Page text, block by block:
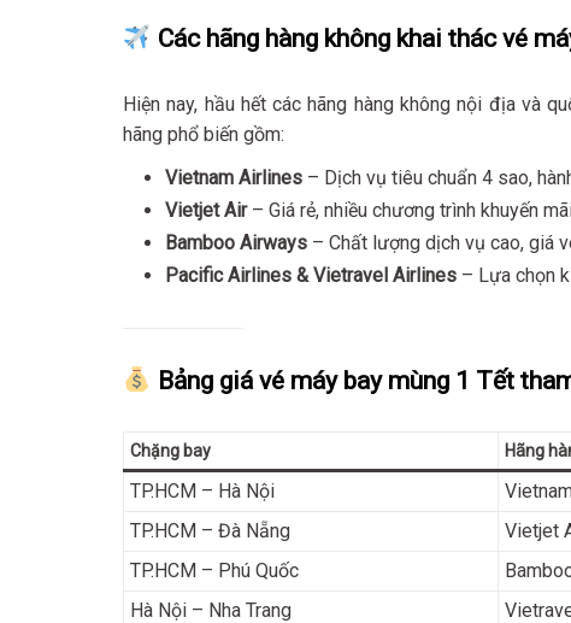
Các hãng hàng không khai thác vé
Hiện nay, hầu hết các hãng hàng không nội địa và
hãng phổ biến gồm:
Vietnam Airlines – Dịch vụ tiêu chuẩn 4 sao,
Vietjet Air– Giá rẻ, nhiều chương trình khuyến
Bamboo Airways – Chất lượng dịch vụ cao, giá
Pacific Airlines & Vietravel Airlines – Lựa chọn
Bảng giá vé máy bay mùng 1 Tết
Chặng bay Hãng
TP.HCM – Hà Nội
TP.HCM – Đà Nẵng
Vietjet
TP.HCM – Phú Quốc
Hà Nội – Nha Trang